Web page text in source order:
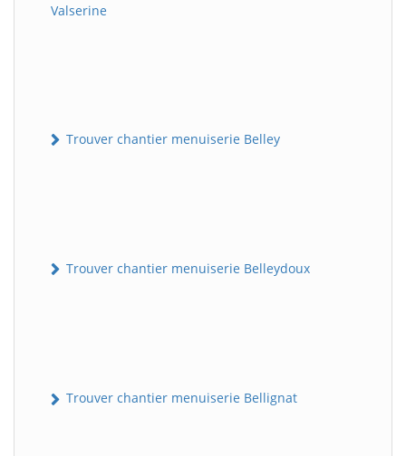
Valserine
Trouver chantier menuiserie Belley
Trouver chantier menuiserie Belleydoux
Trouver chantier menuiserie Bellignat